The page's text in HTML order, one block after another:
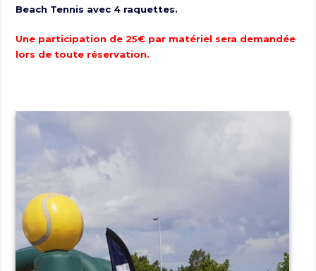
Beach Tennis avec 4 raquettes.
Une participation de 25€ par matériel sera demandée
lors de toute réservation.